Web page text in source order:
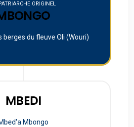
ORIGINEL
berges du fleuve Oli (Wouri)
MBEDI
Mbongo